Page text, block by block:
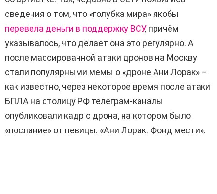
сведения о том, что «голубка мира» якобы
перевела деньги в поддержку ВСУ, причём
указывалось, что делает она это регулярно. А
после массированной атаки дронов на Москву
стали популярными мемы о «дроне Ани Лорак» –
как известно, через некоторое время после атаки
БПЛА на столицу РФ телеграм-каналы
опубликовали кадр с дрона, на котором было
«послание» от певицы: «Ани Лорак. Фонд мести».